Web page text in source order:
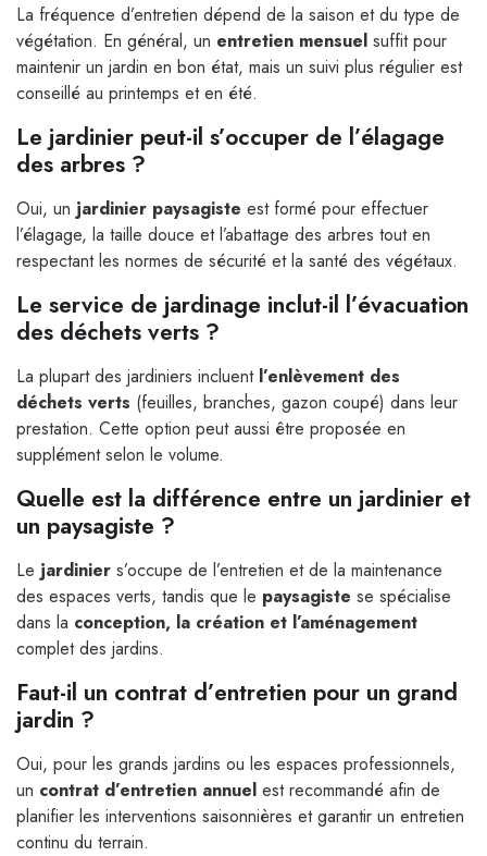
La fréquence d’entretien dépend de la saison et du type de
végétation. En général, un entretien mensuel suffit pour
maintenir un jardin en bon état, mais un suivi plus régulier est
conseillé au printemps et en été.
Le jardinier peut-il s’occuper de l’élagage
des arbres ?
Oui, un jardinier paysagiste est formé pour effectuer
l’élagage, la taille douce et l’abattage des arbres tout en
respectant les normes de sécurité et la santé des végétaux.
Le service de jardinage inclut-il l’évacuation
des déchets verts ?
La plupart des jardiniers incluent l’enlèvement des
déchets verts (feuilles, branches, gazon coupé) dans leur
prestation. Cette option peut aussi être proposée en
supplément selon le volume.
Quelle est la différence entre un jardinier et
un paysagiste ?
Le jardinier s’occupe de l’entretien et de la maintenance
des espaces verts, tandis que le paysagiste se spécialise
dans la conception, la création et l’aménagement
complet des jardins.
Faut-il un contrat d’entretien pour un grand
jardin ?
Oui, pour les grands jardins ou les espaces professionnels,
un contrat d’entretien annuel est recommandé afin de
planifier les interventions saisonnières et garantir un entretien
continu du terrain.